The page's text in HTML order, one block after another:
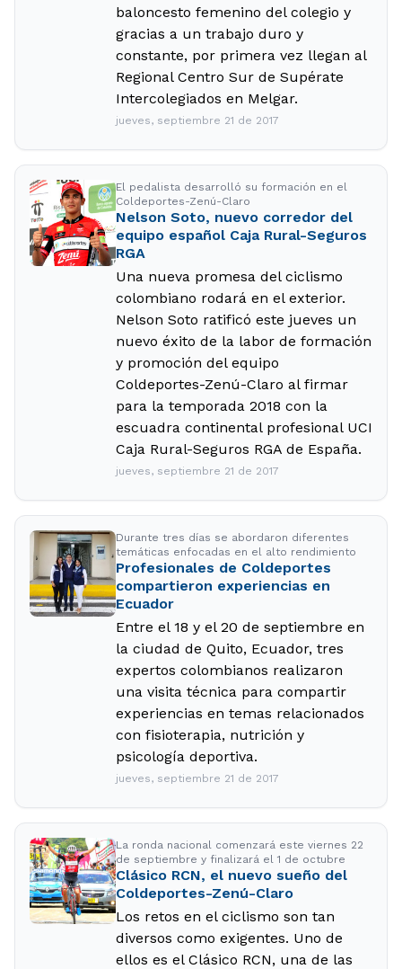
baloncesto femenino del colegio y
gracias a un trabajo duro y
constante, por primera vez llegan al
Regional Centro Sur de Supérate
Intercolegiados en Melgar.
jueves, septiembre 21 de 2017
El pedalista desarrolló su formación en el
Coldeportes-Zenú-Claro
Nelson Soto, nuevo corredor del
equipo español Caja Rural-Seguros
RGA
Una nueva promesa del ciclismo
colombiano rodará en el exterior.
Nelson Soto ratificó este jueves un
nuevo éxito de la labor de formación
y promoción del equipo
Coldeportes-Zenú-Claro al firmar
para la temporada 2018 con la
escuadra continental profesional UCI
Caja Rural-Seguros RGA de España.
jueves, septiembre 21 de 2017
Durante tres días se abordaron diferentes
temáticas enfocadas en el alto rendimiento
Profesionales de Coldeportes
compartieron experiencias en
Ecuador
Entre el 18 y el 20 de septiembre en
la ciudad de Quito, Ecuador, tres
expertos colombianos realizaron
una visita técnica para compartir
experiencias en temas relacionados
con fisioterapia, nutrición y
psicología deportiva.
jueves, septiembre 21 de 2017
La ronda nacional comenzará este viernes 22
de septiembre y finalizará el 1 de octubre
Clásico RCN, el nuevo sueño del
Coldeportes-Zenú-Claro
Los retos en el ciclismo son tan
diversos como exigentes. Uno de
ellos es el Clásico RCN, una de las